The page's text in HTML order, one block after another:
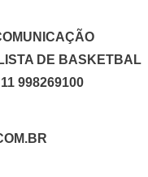
DE BASKETBAL
998269100